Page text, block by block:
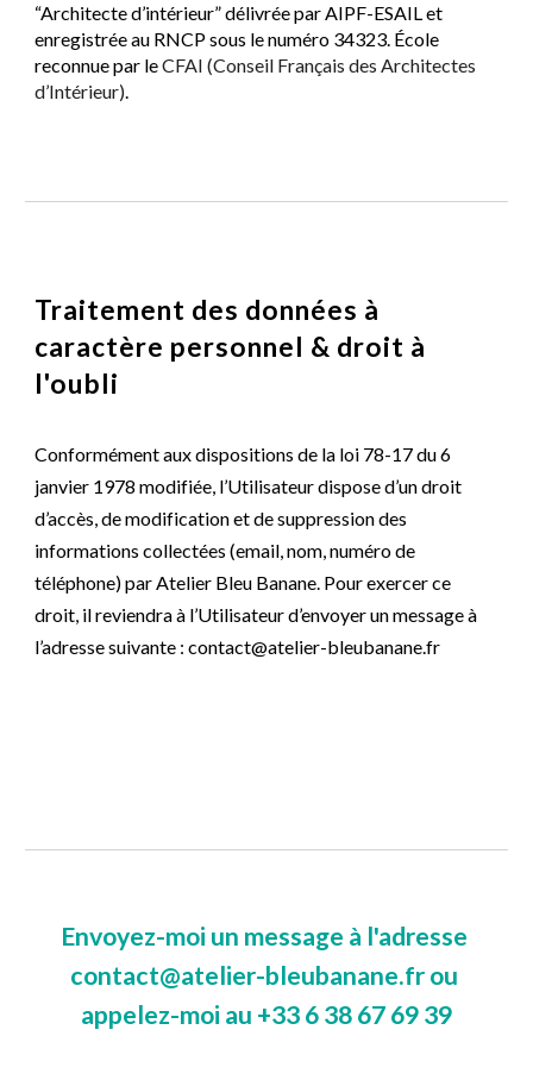
“Architecte d’intérieur” délivrée par AIPF-ESAIL et
enregistrée au RNCP sous le numéro 34323. École
reconnue par le CFAI (Conseil Français des Architectes
d’Intérieur).
Traitement des données à
caractère personnel & droit à
l'oubli
Conformément aux dispositions de la loi 78-17 du 6
janvier 1978 modifiée, l’Utilisateur dispose d’un droit
d’accès, de modification et de suppression des
informations collectées (email, nom, numéro de
téléphone) par Atelier Bleu Banane. Pour exercer ce
droit, il reviendra à l’Utilisateur d’envoyer un message à
l’adresse suivante : contact@atelier-bleubanane.fr
Envoyez-moi un message à l'adresse
contact@atelier-bleubanane.fr ou
appelez-moi au +33 6 38 67 69 39